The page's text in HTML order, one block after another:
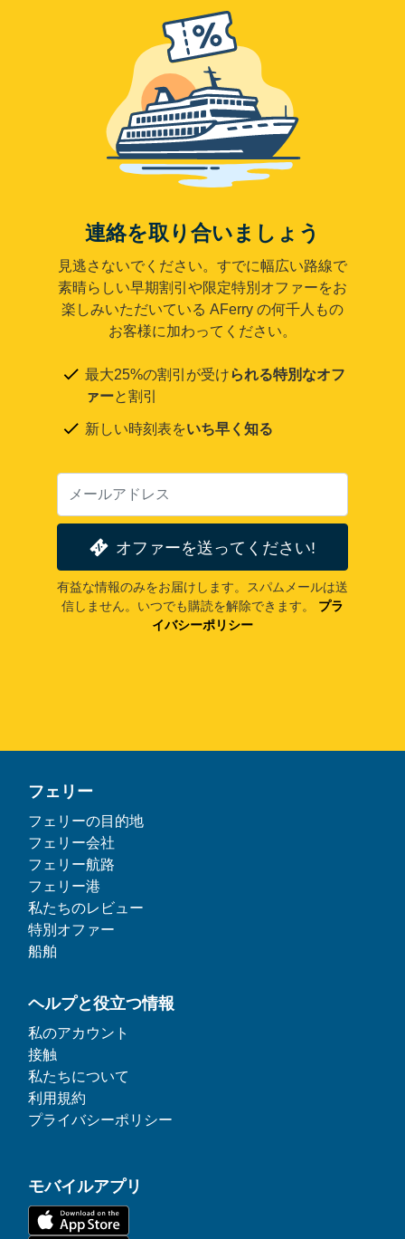
連絡を取り合いましょう
見逃さないでください。すでに幅広い路線で
素晴らしい早期割引や限定特別オファーをお
楽しみいただいている AFerry の何千人もの
お客様に加わってください。
最大25%の割引が受けられる特別なオフ
ァーと割引
新しい時刻表をいち早く知る
オファーを送ってください!
有益な情報のみをお届けします。スパムメールは送
信しません。いつでも購読を解除できます。
プラ
イバシーポリシー
フェリー
フェリーの目的地
フェリー会社
フェリー航路
フェリー港
私たちのレビュー
特別オファー
船舶
ヘルプと役立つ情報
私のアカウント
接触
私たちについて
利用規約
プライバシーポリシー
モバイルアプリ